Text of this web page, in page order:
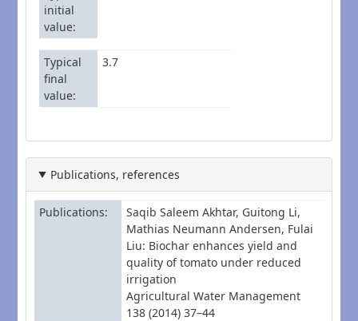
initial
value
Typical
final
value
3.7
Publications, references
Publications
Saqib Saleem Akhtar, Guitong Li,
Mathias Neumann Andersen, Fulai
Liu: Biochar enhances yield and
quality of tomato under reduced
irrigation
Agricultural Water Management
138 (2014) 37–44